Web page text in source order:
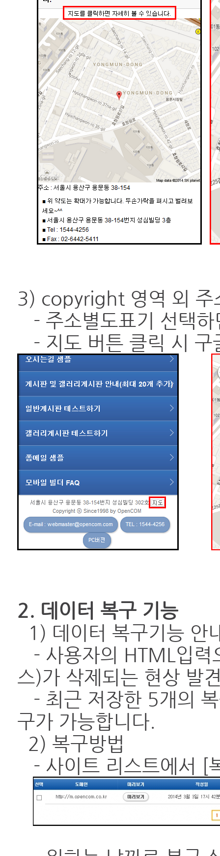
3) copyright 영역 외 주
- 주소별도표기 선택
- 지도 버튼 클릭 시 구
2. 데이터 복구 기능
1) 데이터 복구기능 안
- 사용자의 HTML입력
스)가 삭제되는 현상 발
- 최근 저장한 5개의
구가 가능합니다.
2) 복구방법
- 사이트 리스트에서 [